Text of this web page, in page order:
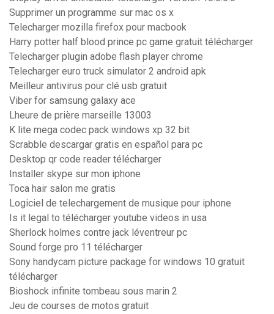
Supprimer un programme sur mac os x
Telecharger mozilla firefox pour macbook
Harry potter half blood prince pc game gratuit télécharger
Telecharger plugin adobe flash player chrome
Telecharger euro truck simulator 2 android apk
Meilleur antivirus pour clé usb gratuit
Viber for samsung galaxy ace
Lheure de prière marseille 13003
K lite mega codec pack windows xp 32 bit
Scrabble descargar gratis en español para pc
Desktop qr code reader télécharger
Installer skype sur mon iphone
Toca hair salon me gratis
Logiciel de telechargement de musique pour iphone
Is it legal to télécharger youtube videos in usa
Sherlock holmes contre jack léventreur pc
Sound forge pro 11 télécharger
Sony handycam picture package for windows 10 gratuit
télécharger
Bioshock infinite tombeau sous marin 2
Jeu de courses de motos gratuit